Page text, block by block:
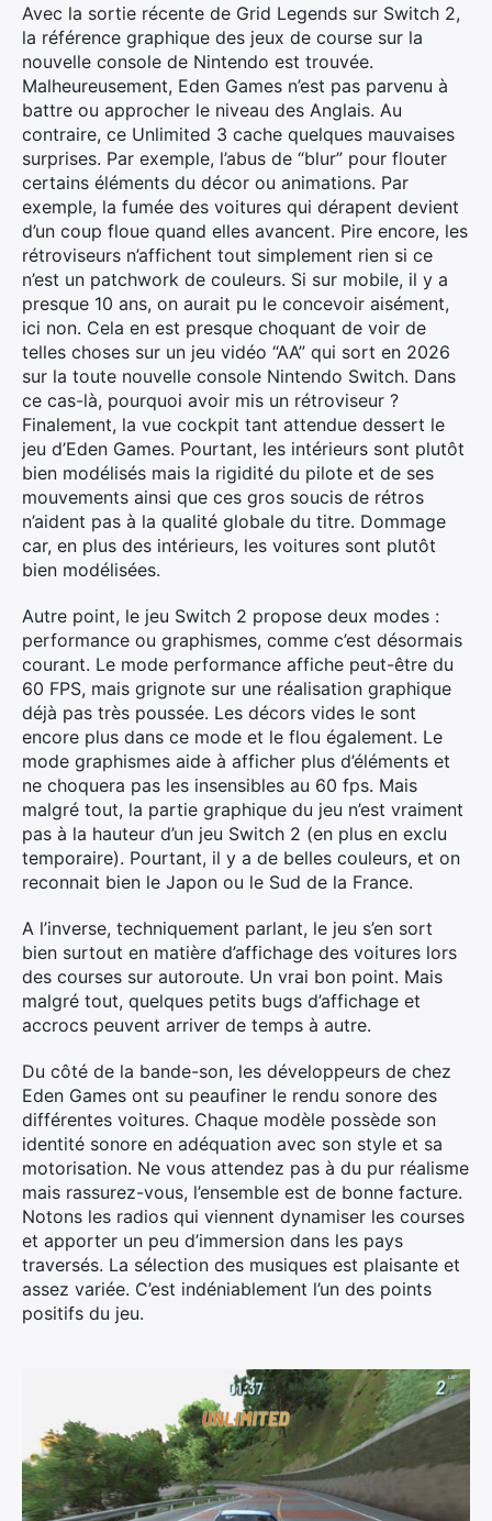
Avec la sortie récente de Grid Legends sur Switch 2,
la référence graphique des jeux de course sur la
nouvelle console de Nintendo est trouvée.
Malheureusement, Eden Games n’est pas parvenu à
battre ou approcher le niveau des Anglais. Au
contraire, ce Unlimited 3 cache quelques mauvaises
surprises. Par exemple, l’abus de “blur” pour flouter
certains éléments du décor ou animations. Par
exemple, la fumée des voitures qui dérapent devient
d’un coup floue quand elles avancent. Pire encore, les
rétroviseurs n’affichent tout simplement rien si ce
n’est un patchwork de couleurs. Si sur mobile, il y a
presque 10 ans, on aurait pu le concevoir aisément,
ici non. Cela en est presque choquant de voir de
telles choses sur un jeu vidéo “AA” qui sort en 2026
sur la toute nouvelle console Nintendo Switch. Dans
ce cas-là, pourquoi avoir mis un rétroviseur ?
Finalement, la vue cockpit tant attendue dessert le
jeu d’Eden Games. Pourtant, les intérieurs sont plutôt
bien modélisés mais la rigidité du pilote et de ses
mouvements ainsi que ces gros soucis de rétros
n’aident pas à la qualité globale du titre. Dommage
car, en plus des intérieurs, les voitures sont plutôt
bien modélisées.
Autre point, le jeu Switch 2 propose deux modes :
performance ou graphismes, comme c’est désormais
courant. Le mode performance affiche peut-être du
60 FPS, mais grignote sur une réalisation graphique
déjà pas très poussée. Les décors vides le sont
encore plus dans ce mode et le flou également. Le
mode graphismes aide à afficher plus d’éléments et
ne choquera pas les insensibles au 60 fps. Mais
malgré tout, la partie graphique du jeu n’est vraiment
pas à la hauteur d’un jeu Switch 2 (en plus en exclu
temporaire). Pourtant, il y a de belles couleurs, et on
reconnait bien le Japon ou le Sud de la France.
A l’inverse, techniquement parlant, le jeu s’en sort
bien surtout en matière d’affichage des voitures lors
des courses sur autoroute. Un vrai bon point. Mais
malgré tout, quelques petits bugs d’affichage et
accrocs peuvent arriver de temps à autre.
Du côté de la bande-son, les développeurs de chez
Eden Games ont su peaufiner le rendu sonore des
différentes voitures. Chaque modèle possède son
identité sonore en adéquation avec son style et sa
motorisation. Ne vous attendez pas à du pur réalisme
mais rassurez-vous, l’ensemble est de bonne facture.
Notons les radios qui viennent dynamiser les courses
et apporter un peu d’immersion dans les pays
traversés. La sélection des musiques est plaisante et
assez variée. C’est indéniablement l’un des points
positifs du jeu.